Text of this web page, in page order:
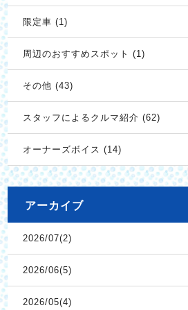
限定車 (1)
周辺のおすすめスポット (1)
その他 (43)
スタッフによるクルマ紹介 (62)
オーナーズボイス (14)
アーカイブ
2026/07(2)
2026/06(5)
2026/05(4)